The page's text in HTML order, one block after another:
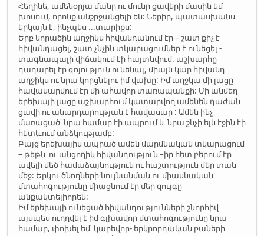
Հեղինե, ամենօրյա մանր ու մունր ցավերի մասին եմ
խոսում, որոնք անշրջանցելի են: Ներիր, պատասխանս
երկայն է, ինչպես ...տարիքս:
Երբ նորածին աղջիկս հիվանդանում էր – շատ քիչ է
հիվանդացել, շատ չնչին տկարացումներ է ունեցել -
տագնապալի վիճակում էի հայտնվում. աշխարհը
դադարել էր գոյություն ունենալ, միայն կար հիվանդ
աղջիկս ու նրա կորցնելու իմ վախը: Իմ աղջկա մի լացը
հավասարվում էր մի ահավոր տառապանքի: Մի անմեղ
երեխայի լացը աշխարհում կատարվող ամենեն դաժան
ցավի ու անարդարության է հավասար : Ամեն ինչ
մառացած' նրա համար էի ապրում և նրա շնչի ելևէջին էի
հետևում անձկությամբ:
Բայց երեխայիս ապրած ամեն մարմնական տկարացում
– թեթև ու անցողիկ հիվանդություն –իր հետ բերում էր
ավելի մեծ համաձայնություն ու հաշտություն մեր տան
մեջ: Երկու ծնողների նույնանման ու միասնական
մտահոգությունը միացնում էր մեր զույգը
անքակտելիորեն:
Իմ երեխայի ունեցած հիվանդությունների շնորհիվ
այսպես ուղղվել է իմ գլխավոր մտահոգությունը նրա
համար, փոխել եմ կարեվոր- երկրորդական բաների